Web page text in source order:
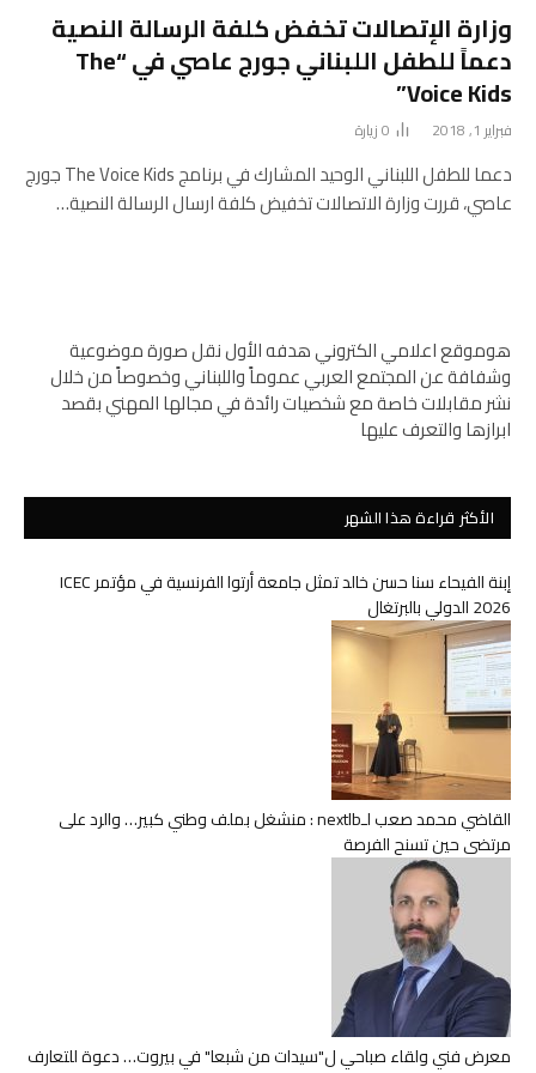
وزارة الإتصالات تخفض كلفة الرسالة النصية
دعماً للطفل اللبناني جورج عاصي في “The
Voice Kids”
فبراير 1, 2018 0زيارة
دعما للطفل اللبناني الوحيد المشارك في برنامج The Voice Kids جورج
عاصي، قررت وزارة الاتصالات تخفيض كلفة ارسال الرسالة النصية…
هوموقع اعلامي الكتروني هدفه الأول نقل صورة موضوعية
وشفافة عن المجتمع العربي عموماً واللبناني وخصوصاً من خلال
نشر مقابلات خاصة مع شخصيات رائدة في مجالها المهني بقصد
ابرازها والتعرف عليها
الأكثر قراءة هذا الشهر
إبنة الفيحاء سنا حسن خالد تمثل جامعة أرتوا الفرنسية في مؤتمر ICEC
2026 الدولي بالبرتغال
القاضي محمد صعب لـnextlb : منشغل بملف وطني كبير… والرد على
مرتضى حين تسنح الفرصة
معرض فني ولقاء صباحي ل"سيدات من شبعا" في بيروت… دعوة للتعارف